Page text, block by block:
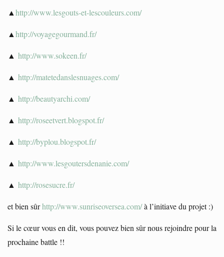
▲http://www.lesgouts-et-lescouleurs.com/
▲http://voyagegourmand.fr/
▲ http://www.sokeen.fr/
▲ http://matetedanslesnuages.com/
▲ http://beautyarchi.com/
▲ http://roseetvert.blogspot.fr/
▲ http://byplou.blogspot.fr/
▲ http://www.lesgoutersdenanie.com/
▲ http://rosesucre.fr/
et bien sûrhttp://www.sunriseoversea.com/à l’initiave du projet :)
Si le cœur vous en dit, vous pouvez bien sûr nous rejoindre pour la
prochaine battle !!